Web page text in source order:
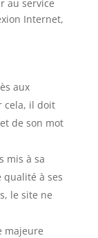
au service
Internet,
aux
cela, il doit
de son mot
mis à sa
à ses
le site ne
majeure